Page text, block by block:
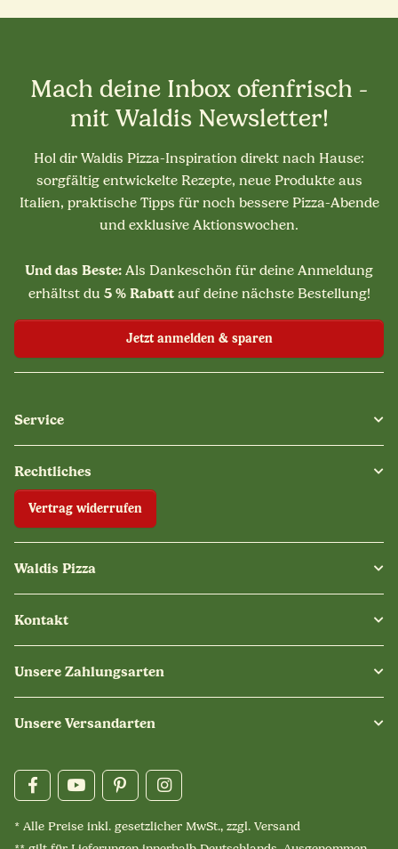
Mach deine Inbox ofenfrisch -
mit Waldis Newsletter!
Hol dir Waldis Pizza-Inspiration direkt nach Hause:
sorgfältig entwickelte Rezepte, neue Produkte aus
Italien, praktische Tipps für noch bessere Pizza-Abende
und exklusive Aktionswochen.
Und das Beste: Als Dankeschön für deine Anmeldung
erhältst du 5 % Rabattauf deine nächste Bestellung!
Jetzt anmelden & sparen
Service
Rechtliches
Vertrag widerrufen
Waldis Pizza
Kontakt
Unsere Zahlungsarten
Unsere Versandarten
* Alle Preise inkl. gesetzlicher MwSt., zzgl. Versand